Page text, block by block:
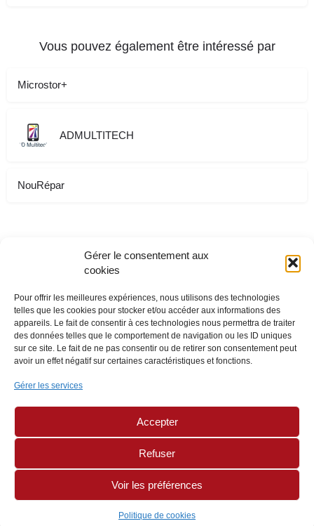
Gérer le consentement aux
cookies
Pour offrir les meilleures expériences, nous utilisons des technologies
telles que les cookies pour stocker et/ou accéder aux informations des
appareils. Le fait de consentir à ces technologies nous permettra de traiter
des données telles que le comportement de navigation ou les ID uniques
sur ce site. Le fait de ne pas consentir ou de retirer son consentement peut
avoir un effet négatif sur certaines caractéristiques et fonctions.
Gérer les services
Accepter
Refuser
Voir les préférences
Politique de cookies
Vous pouvez également être intéressé par
Microstor+
ADMULTITECH
NouRépar